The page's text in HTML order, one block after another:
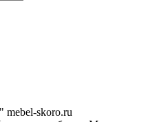
mebel-skoro.ru